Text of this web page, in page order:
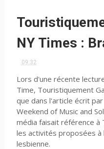
NY Times :
09:32
Lors d'une récente
Time, Touristiquement
que dans l'article écrit
Weekend of Music and
média faisait référence à
les activités proposées à
lesbienne.